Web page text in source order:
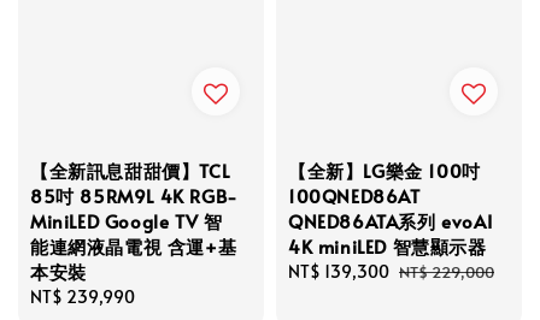
【全新訊息甜甜價】TCL
85吋 85RM9L 4K RGB-
MiniLED Google TV 智
能連網液晶電視 含運+基
本安裝
Regular
NT$ 239,990
【全新】LG樂金 100吋
100QNED86AT
QNED86ATA系列 evoAI
4K miniLED 智慧顯示器
Sale
NT$ 139,300 Regular
NT$ 229,000